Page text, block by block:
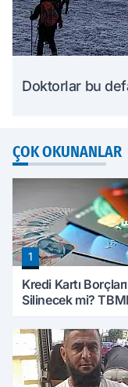
Doktorlar bu
ÇOK OKUNANLAR
1
Kredi Kartı Borçları
Silinecek mi?
Ayrıntıları Belli